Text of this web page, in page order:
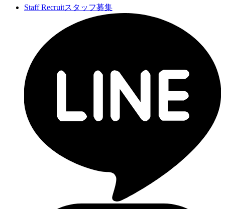
Staff Recruitスタッフ募集